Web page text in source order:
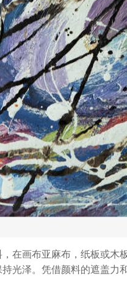
在画布亚麻布，纸板或
光泽。凭借颜料的遮盖